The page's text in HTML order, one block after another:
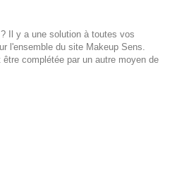
Il y a une solution à toutes vos
l'ensemble du site Makeup Sens.
complétée par un autre moyen de